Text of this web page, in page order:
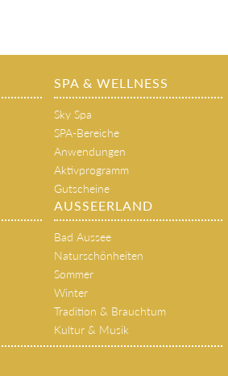
SPA & WELLNESS
Sky Spa
SPA-Bereiche
Anwendungen
Aktivprogramm
Gutscheine
AUSSEERLAND
Bad Aussee
Naturschönheiten
Sommer
Winter
Tradition & Brauchtum
Kultur & Musik